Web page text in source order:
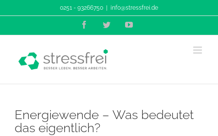
Inhalt
0251 - 93266750 info@stressfrei.de
FacebookTwitterYouTube
Energiewende – Was bedeutet
das eigentlich?